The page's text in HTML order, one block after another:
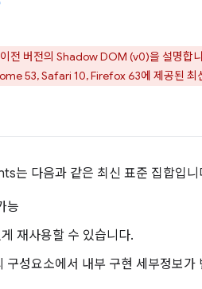
전 버전의 Shadow DOM (v0)을 설명합
53, Safari 10, Firefox 63에 제공된
는 다음과 같은 최신 표준 집합입니
능
재사용할 수 있습니다.
구성요소에서 내부 구현 세부정보